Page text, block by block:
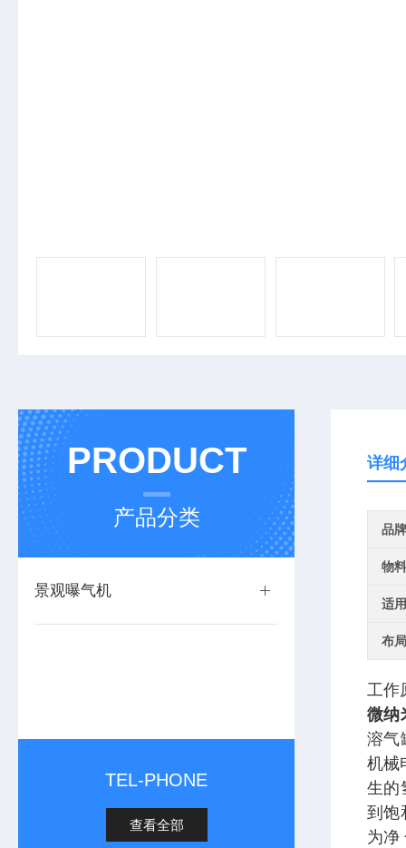
PRODUCT
产品分类
景观曝气机
TEL-PHONE
查看全部
详细
品牌
物
适
布
工作
微纳
溶气
机械
生的
到饱
为净